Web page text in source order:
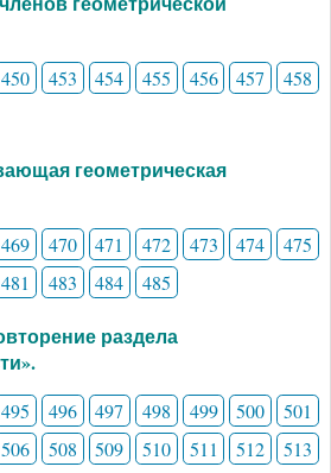
450 453 454 455 456 457
458
геометрическая
469 470 471 472 473 474
475
481 483 484 485
раздела
495 496 497 498 499 500
501
506 508 509 510 511 512
513